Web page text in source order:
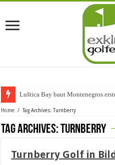
Luštica Bay baut Montenegros
Home / Tag Archives: Turnberry
Tag Archives:Turnberry
Turnberry Golf in